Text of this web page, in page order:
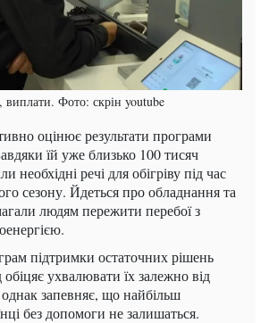
виплати. Фото: скрін youtube
оцінює результати програми
їй уже близько 100 тисяч
необхідні речі для обігріву під час
сезону. Йдеться про обладнання та
людям пережити перебої з
підтримки остаточних рішень
ухвалювати їх залежно від
однак запевняє, що найбільш
без допомоги не залишаться.